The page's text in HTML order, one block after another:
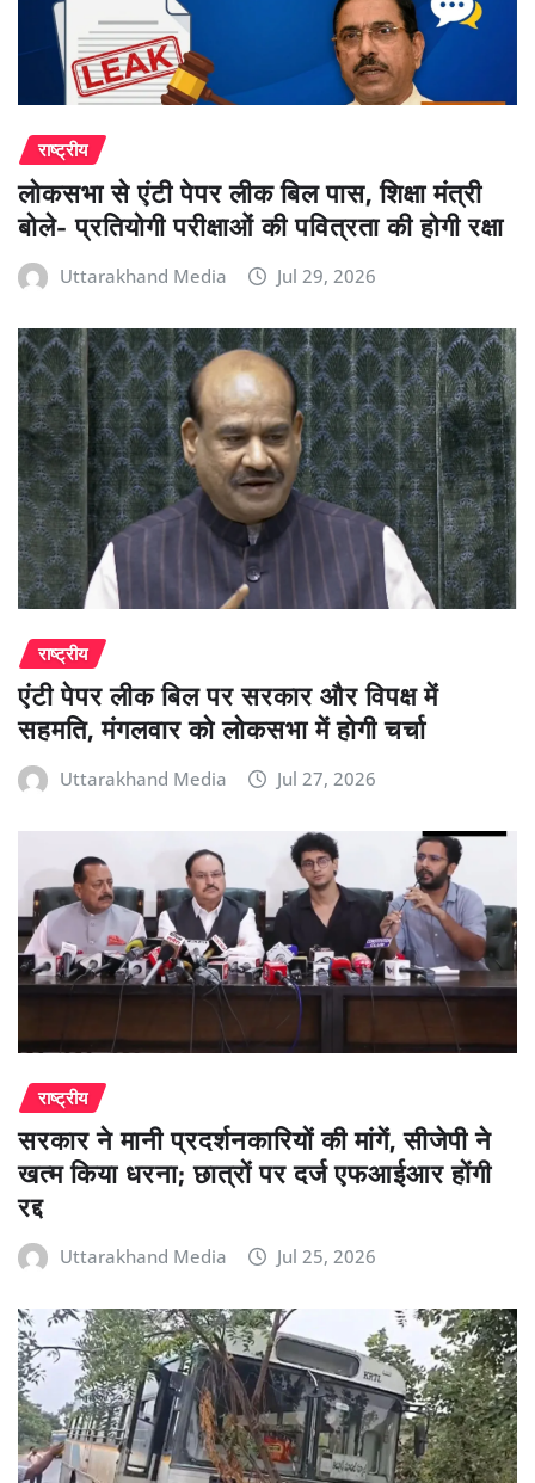
राष्ट्रीय
लोकसभा से एंटी पेपर लीक बिल पास, शिक्षा मंत्री
बोले- प्रतियोगी परीक्षाओं की पवित्रता की होगी रक्षा
Uttarakhand Media Jul 29, 2026
राष्ट्रीय
एंटी पेपर लीक बिल पर सरकार और विपक्ष में
सहमति, मंगलवार को लोकसभा में होगी चर्चा
Uttarakhand Media Jul 27, 2026
राष्ट्रीय
सरकार ने मानी प्रदर्शनकारियों की मांगें, सीजेपी ने
खत्म किया धरना; छात्रों पर दर्ज एफआईआर होंगी
रद्द
Uttarakhand Media Jul 25, 2026